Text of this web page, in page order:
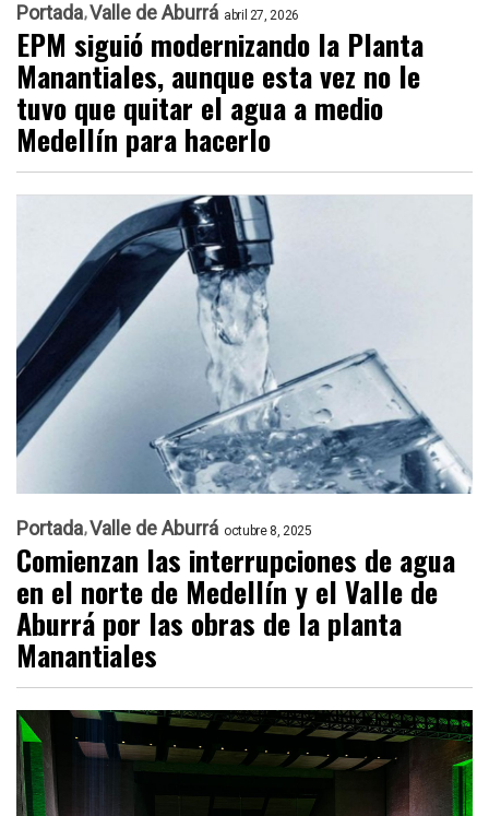
Portada Valle de Aburrá abril 27, 2026
EPM siguió modernizando la Planta
Manantiales, aunque esta vez no le
tuvo que quitar el agua a medio
Medellín para hacerlo
Portada Valle de Aburrá octubre 8, 2025
Comienzan las interrupciones de agua
en el norte de Medellín y el Valle de
Aburrá por las obras de la planta
Manantiales